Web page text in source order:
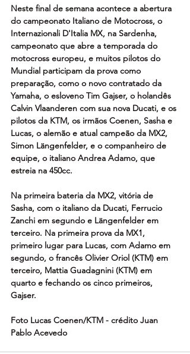
Neste final de semana acontece a abertura
do campeonato Italiano de Motocross, o
Internazionali D'Italia MX, na Sardenha,
campeonato que abre a temporada do
motocross europeu, e muitos pilotos do
Mundial participam da prova como
preparação, como o novo contratado da
Yamaha, o esloveno Tim Gajser, o holandês
Calvin Vlaanderen com sua nova Ducati, e os
pilotos da KTM, os irmãos Coenen, Sasha e
Lucas, o alemão e atual campeão da MX2,
Simon Längenfelder, e o companheiro de
equipe, o italiano Andrea Adamo, que
estreia na 450cc.
Na primeira bateria da MX2, vitória de
Sasha, com o italiano da Ducati, Ferrucio
Zanchi em segundo e Längenfelder em
terceiro. Na primeira prova da MX1,
primeiro lugar para Lucas, com Adamo em
segundo, o francês Olivier Oriol (KTM) em
terceiro, Mattia Guadagnini (KTM) em
quarto e fechando os cinco primeiros,
Gajser.
Foto Lucas Coenen/KTM - crédito Juan
Pablo Acevedo